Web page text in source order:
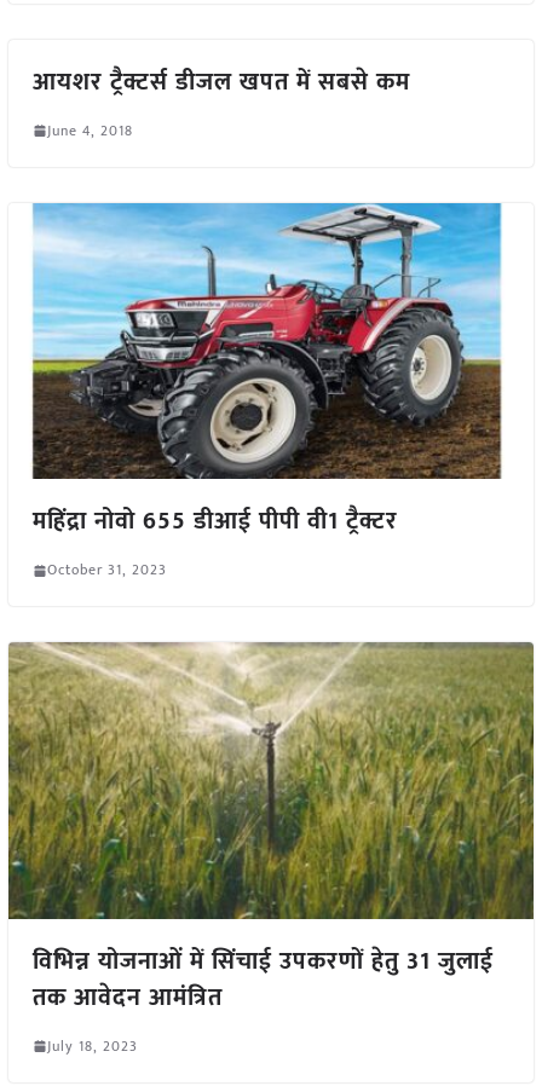
आयशर ट्रैक्टर्स डीजल खपत में सबसे कम
June 4, 2018
महिंद्रा नोवो 655 डीआई पीपी वी1 ट्रैक्टर
October 31, 2023
विभिन्न योजनाओं में सिंचाई उपकरणों हेतु 31 जुलाई
तक आवेदन आमंत्रित
July 18, 2023